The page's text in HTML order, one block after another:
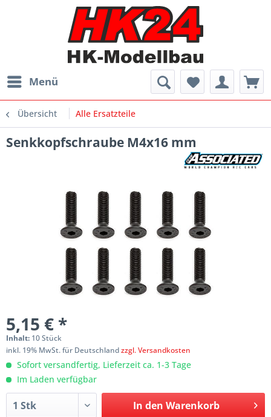
Menü
Übersicht Alle Ersatzteile
Senkkopfschraube M4x16 mm
5,15 € *
Inhalt: 10 Stück
inkl. 19% MwSt. für Deutschlandzzgl. Versandkosten
Sofort versandfertig, Lieferzeit ca. 1-3 Tage
Im Laden verfügbar
In den Warenkorb